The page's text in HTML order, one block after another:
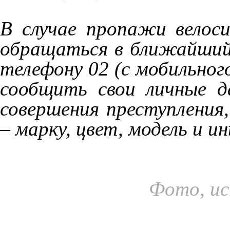
В случае пропажи
обращаться в
телефону 02 (с
сообщить свои личные
совершения
– марку, цвет, модель и
Фото,